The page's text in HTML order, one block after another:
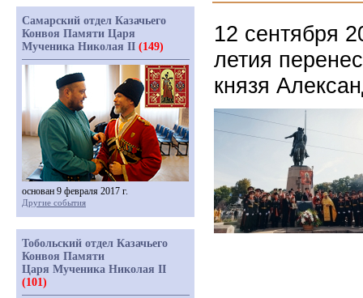
12 сентября
летия
князя
Самарский отдел Казачьего
Конвоя Памяти Царя
Мученика Николая II (149)
основан 9 февраля 2017 г.
Другие события
Тобольский отдел Казачьего
Конвоя Памяти
Царя Мученика Николая II
(101)